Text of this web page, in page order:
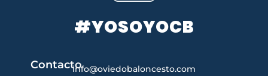
#YOSOYOCB
Contactoinfo@oviedobaloncesto.com